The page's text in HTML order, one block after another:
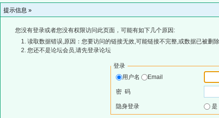
提示信息 »
您没有登录或者您没有权限访问此页面，可能有如下几个原因:
读取数据错误,原因：您要访问的链接无效,可能链接不完整,或数据已被删
您还不是论坛会员,请先登录论坛
登录
用户名
Email
密 码
隐身登录